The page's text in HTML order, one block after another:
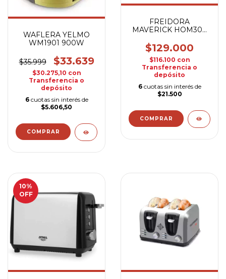
WAFLERA YELMO
WM1901 900W
$35.999 $33.639
$30.275,10 con
Transferencia o
depósito
6 cuotas sin interés de
$5.606,50
FREIDORA
MAVERICK HOM304
$129.000
$116.100 con
Transferencia o
depósito
6 cuotas sin interés de
$21.500
10%
OFF